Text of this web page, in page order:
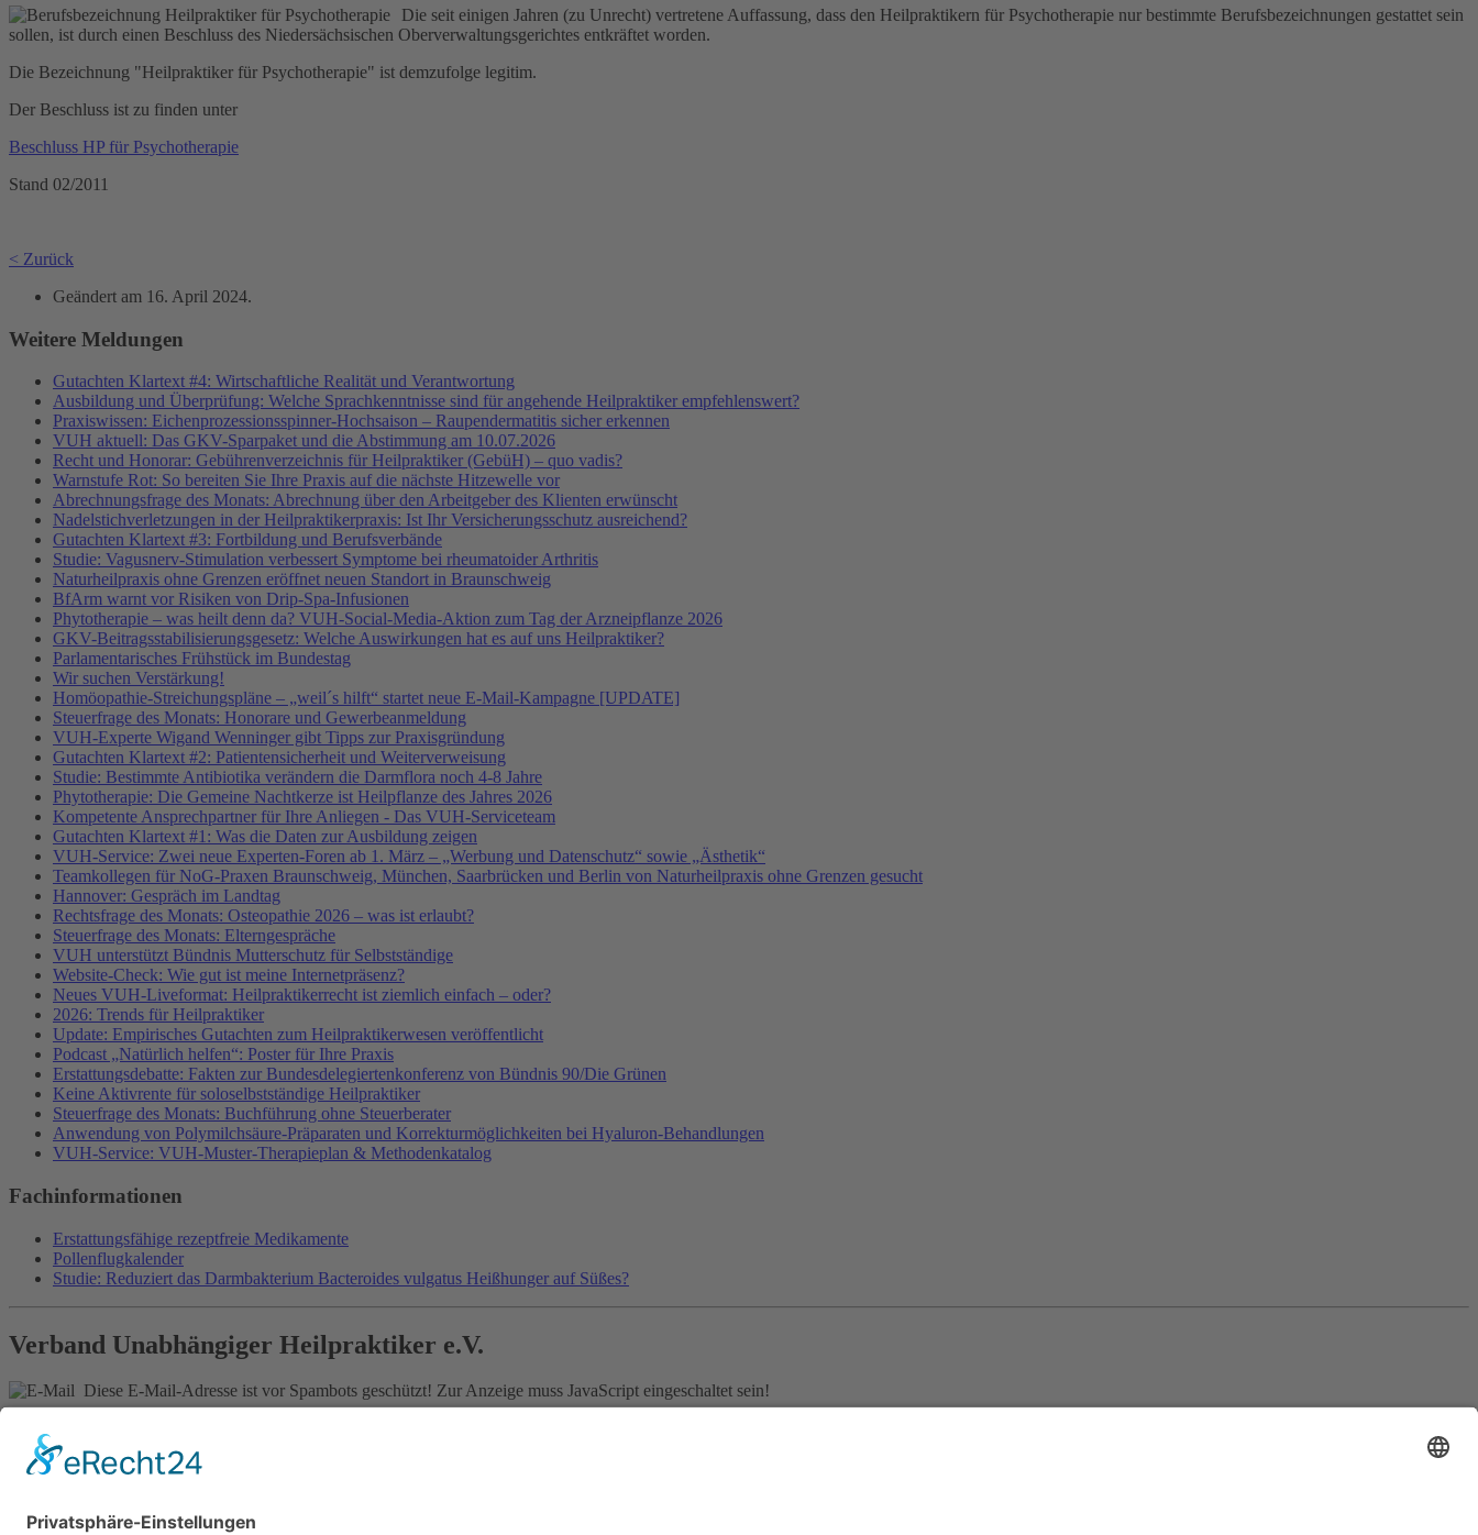
Die seit einigen Jahren (zu Unrecht) vertretene Auffassung, dass den Heilpraktikern für Psychotherapie nur bestimmte Berufsbezeichnungen gestattet sein
sollen, ist durch einen Beschluss des Niedersächsischen Oberverwaltungsgerichtes entkräftet worden.
Die Bezeichnung "Heilpraktiker für Psychotherapie" ist demzufolge legitim.
Der Beschluss ist zu finden unter
Beschluss HP für Psychotherapie
Stand 02/2011
< Zurück
Geändert am 16. April 2024.
Weitere Meldungen
Gutachten Klartext #4: Wirtschaftliche Realität und Verantwortung
Ausbildung und Überprüfung: Welche Sprachkenntnisse sind für angehende Heilpraktiker empfehlenswert?
Praxiswissen: Eichenprozessionsspinner-Hochsaison – Raupendermatitis sicher erkennen
VUH aktuell: Das GKV-Sparpaket und die Abstimmung am 10.07.2026
Recht und Honorar: Gebührenverzeichnis für Heilpraktiker (GebüH) – quo vadis?
Warnstufe Rot: So bereiten Sie Ihre Praxis auf die nächste Hitzewelle vor
Abrechnungsfrage des Monats: Abrechnung über den Arbeitgeber des Klienten erwünscht
Nadelstichverletzungen in der Heilpraktikerpraxis: Ist Ihr Versicherungsschutz ausreichend?
Gutachten Klartext #3: Fortbildung und Berufsverbände
Studie: Vagusnerv-Stimulation verbessert Symptome bei rheumatoider Arthritis
Naturheilpraxis ohne Grenzen eröffnet neuen Standort in Braunschweig
BfArm warnt vor Risiken von Drip-Spa-Infusionen
Phytotherapie – was heilt denn da? VUH-Social-Media-Aktion zum Tag der Arzneipflanze 2026
GKV-Beitragsstabilisierungsgesetz: Welche Auswirkungen hat es auf uns Heilpraktiker?
Parlamentarisches Frühstück im Bundestag
Wir suchen Verstärkung!
Homöopathie-Streichungspläne – „weil´s hilft“ startet neue E-Mail-Kampagne [UPDATE]
Steuerfrage des Monats: Honorare und Gewerbeanmeldung
VUH-Experte Wigand Wenninger gibt Tipps zur Praxisgründung
Gutachten Klartext #2: Patientensicherheit und Weiterverweisung
Studie: Bestimmte Antibiotika verändern die Darmflora noch 4-8 Jahre
Phytotherapie: Die Gemeine Nachtkerze ist Heilpflanze des Jahres 2026
Kompetente Ansprechpartner für Ihre Anliegen - Das VUH-Serviceteam
Gutachten Klartext #1: Was die Daten zur Ausbildung zeigen
VUH-Service: Zwei neue Experten-Foren ab 1. März – „Werbung und Datenschutz“ sowie „Ästhetik“
Teamkollegen für NoG-Praxen Braunschweig, München, Saarbrücken und Berlin von Naturheilpraxis ohne Grenzen gesucht
Hannover: Gespräch im Landtag
Rechtsfrage des Monats: Osteopathie 2026 – was ist erlaubt?
Steuerfrage des Monats: Elterngespräche
VUH unterstützt Bündnis Mutterschutz für Selbstständige
Website-Check: Wie gut ist meine Internetpräsenz?
Neues VUH-Liveformat: Heilpraktikerrecht ist ziemlich einfach – oder?
2026: Trends für Heilpraktiker
Update: Empirisches Gutachten zum Heilpraktikerwesen veröffentlicht
Podcast „Natürlich helfen“: Poster für Ihre Praxis
Erstattungsdebatte: Fakten zur Bundesdelegiertenkonferenz von Bündnis 90/Die Grünen
Keine Aktivrente für soloselbstständige Heilpraktiker
Steuerfrage des Monats: Buchführung ohne Steuerberater
Anwendung von Polymilchsäure-Präparaten und Korrekturmöglichkeiten bei Hyaluron-Behandlungen
VUH-Service: VUH-Muster-Therapieplan & Methodenkatalog
Fachinformationen
Erstattungsfähige rezeptfreie Medikamente
Pollenflugkalender
Studie: Reduziert das Darmbakterium Bacteroides vulgatus Heißhunger auf Süßes?
Verband Unabhängiger Heilpraktiker e.V.
Diese E-Mail-Adresse ist vor Spambots geschützt! Zur Anzeige muss JavaScript eingeschaltet sein!
Gördelinger Straße 47